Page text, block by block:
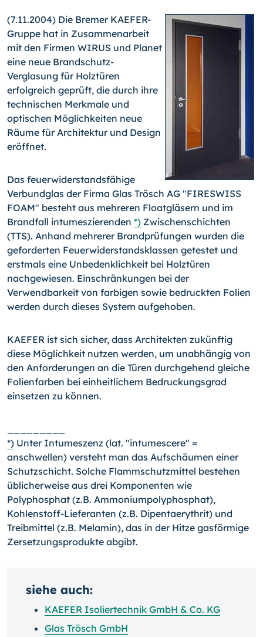
(7.11.2004) Die Bremer KAEFER-
Gruppe hat in Zusammenarbeit
mit den Firmen WIRUS und Planet
eine neue Brandschutz-
Verglasung für Holztüren
erfolgreich geprüft, die durch ihre
technischen Merkmale und
optischen Möglichkeiten neue
Räume für Architektur und Design
eröffnet.
Das feuerwiderstandsfähige
Verbundglas der Firma Glas Trösch AG "FIRESWISS
FOAM" besteht aus mehreren Floatgläsern und im
Brandfall intumeszierenden *) Zwischenschichten
(TTS). Anhand mehrerer Brandprüfungen wurden die
geforderten Feuerwiderstandsklassen getestet und
erstmals eine Unbedenklichkeit bei Holztüren
nachgewiesen. Einschränkungen bei der
Verwendbarkeit von farbigen sowie bedruckten Folien
werden durch dieses System aufgehoben.
KAEFER ist sich sicher, dass Architekten zukünftig
diese Möglichkeit nutzen werden, um unabhängig von
den Anforderungen an die Türen durchgehend gleiche
Folienfarben bei einheitlichem Bedruckungsgrad
einsetzen zu können.
*) Unter Intumeszenz (lat. "intumescere" =
anschwellen) versteht man das Aufschäumen einer
Schutzschicht. Solche Flammschutzmittel bestehen
üblicherweise aus drei Komponenten wie
Polyphosphat (z.B. Ammoniumpolyphosphat),
Kohlenstoff-Lieferanten (z.B. Dipentaerythrit) und
Treibmittel (z.B. Melamin), das in der Hitze gasförmige
Zersetzungsprodukte abgibt.
siehe auch:
KAEFER Isoliertechnik GmbH & Co. KG
Glas Trösch GmbH